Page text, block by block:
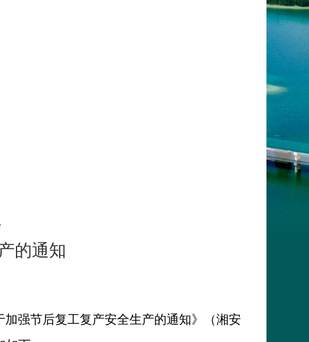
的通知
强节后复工复产安全生产的通知》（湘安